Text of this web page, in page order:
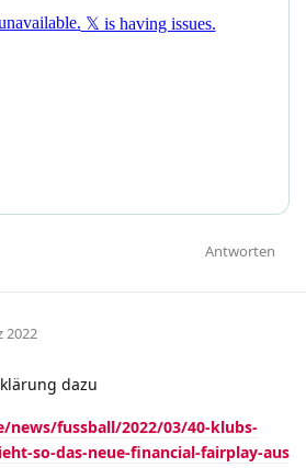
Antworten
2022
dazu
fussball/2022/03/40-klubs-
so-das-neue-financial-fairplay-aus